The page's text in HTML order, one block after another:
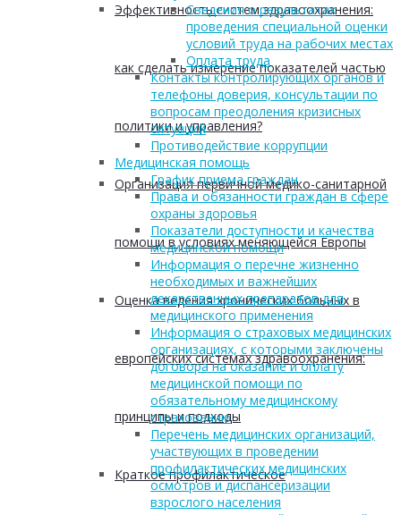
Эффективность систем здравоохранения:
как сделать измерение показателей частью
политики и управления?
Организация первичной медико-санитарной
помощи в условиях меняющейся Европы
Оценка ведения хронических больных в
европейских системах здравоохранения:
принципы и подходы
Краткое профилактическое
Сведения о результатах
проведения специальной оценки
условий труда на рабочих местах
Оплата труда
Контакты контролирующих органов и
телефоны доверия, консультации по
вопросам преодоления кризисных
ситуаций
Противодействие коррупции
Медицинская помощь
График приема граждан
Права и обязанности граждан в сфере
охраны здоровья
Показатели доступности и качества
медицинской помощи
Информация о перечне жизненно
необходимых и важнейших
лекарственных препаратов для
медицинского применения
Информация о страховых медицинских
организациях, с которыми заключены
договора на оказание и оплату
медицинской помощи по
обязательному медицинскому
страхованию
Перечень медицинских организаций,
участвующих в проведении
профилактических медицинских
осмотров и диспансеризации
взрослого населения